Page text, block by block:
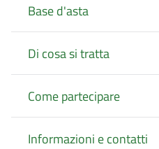
Base d'asta
Di cosa si tratta
Come partecipare
Informazioni e contatti